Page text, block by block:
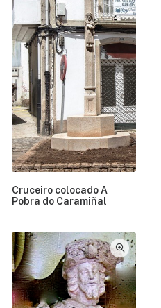
Cruceiro colocado A
Pobra do Caramiñal